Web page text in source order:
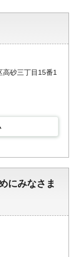
砂三丁目15番1
にみなさま